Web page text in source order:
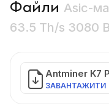
Файли Asic-
63.5 Th/s 3080
Antminer K7
ЗАВАНТАЖИТИ